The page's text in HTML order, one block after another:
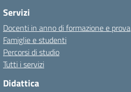
Servizi
Docenti in anno di formazione e prova
Famiglie e studenti
Percorsi di studio
Tutti i servizi
Didattica